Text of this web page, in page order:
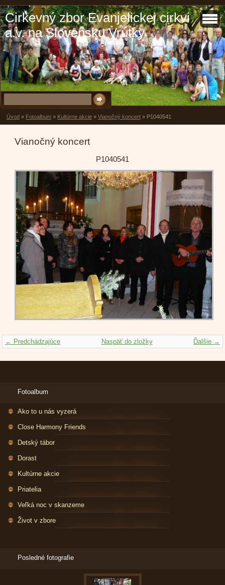
Cirkevný zbor Evanjelickej cirkvi
a.v. na Slovensku Vrútky
Úvod » Fotoalbum » Kultúrne akcie » Vianočný koncert » P1040541
Vianočný koncert
P1040541
← Predchádzajúce Ďalšie →
Naspäť do zložky
Fotoalbum
Ako to u nás vyzerá
Close Harmony Friends
Detský tábor
Dorast
Kultúrne akcie
Priatelia
Veľká noc v skanzeme
Život v zbore
Posledné fotografie